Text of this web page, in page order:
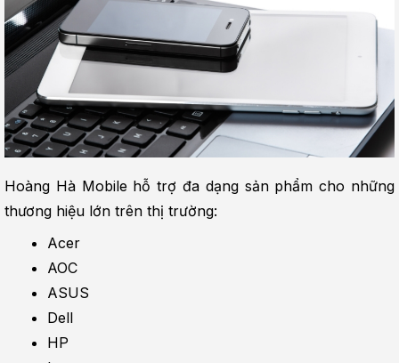
Hoàng Hà Mobile hỗ trợ đa dạng sản phẩm cho những
thương hiệu lớn trên thị trường:
Acer
AOC
ASUS
Dell
HP